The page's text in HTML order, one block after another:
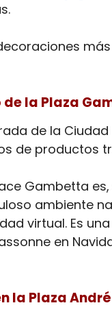
la Plaza
de la
de productos
Gambetta
ambiente
virtual. Es
en
la Plaza